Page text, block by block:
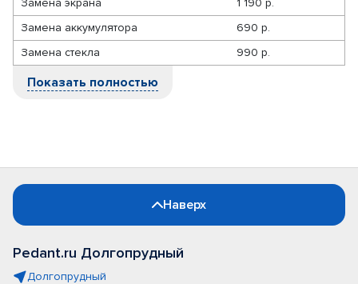
Замена экрана
1 190 р.
Замена аккумулятора
690 р.
Замена стекла
990 р.
Показать полностью
Наверх
Pedant.ru Долгопрудный
Долгопрудный